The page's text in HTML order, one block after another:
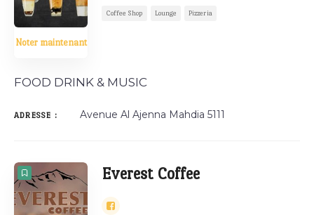
Noter maintenant
Coffee Shop Lounge Pizzeria
FOOD DRINK & MUSIC
ADRESSE : Avenue Al Ajenna Mahdia 5111
Everest Coffee